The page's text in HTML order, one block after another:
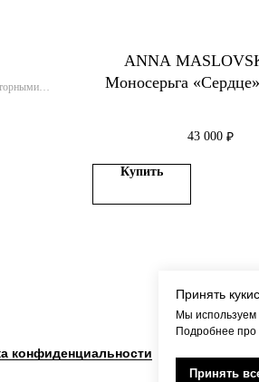
Принять кукис
Мы
Подробнее
Принять
ANNA
Моносерьга
43 000 ₽
Купить
конфиденциальности